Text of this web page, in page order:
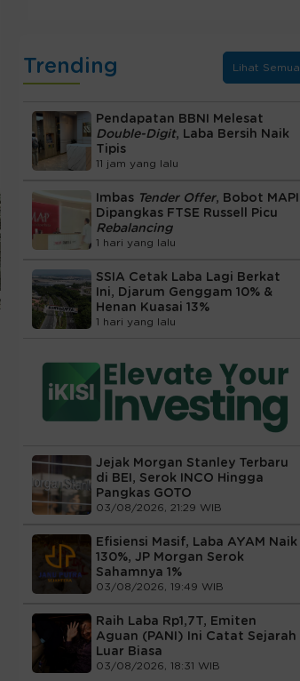
Trending Lihat Semua
Pendapatan BBNI Melesat
Double-Digit, Laba Bersih Naik
Tipis
11 jam yang lalu
Imbas Tender Offer, Bobot MAPI
Dipangkas FTSE Russell Picu
Rebalancing
1 hari yang lalu
SSIA Cetak Laba Lagi Berkat
Ini, Djarum Genggam 10% &
Henan Kuasai 13%
1 hari yang lalu
Jejak Morgan Stanley Terbaru
di BEI, Serok INCO Hingga
Pangkas GOTO
03/08/2026, 21:29 WIB
Efisiensi Masif, Laba AYAM Naik
130%, JP Morgan Serok
Sahamnya 1%
03/08/2026, 19:49 WIB
Raih Laba Rp1,7T, Emiten
Aguan (PANI) Ini Catat Sejarah
Luar Biasa
03/08/2026, 18:31 WIB